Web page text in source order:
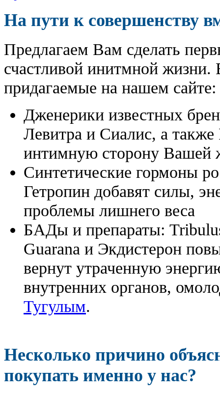
На пути к совершенству
Предлагаем Вам сделать
счастливой инитмной жизни.
придагаемые на нашем сайте:
Дженерики известных
Левитра и Сиалис, а
интимную сторону Вашей
Синтетические гормоны
Гетропин добавят силы,
проблемы лишнего веса
БАДы и препараты:
Guarana и Экдистерон
вернут утраченную
внутренних органов,
Тугулым.
Несколько причино
покупать именно у нас?